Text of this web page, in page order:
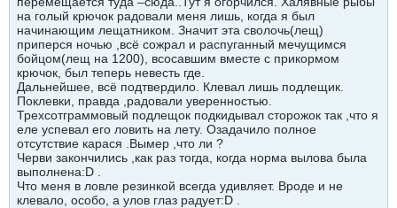
на голый крючок радовали меня лишь, когда я был
начинающим лещатником. Значит эта сволочь(лещ)
приперся ночью ,всё сожрал и распуганный мечущимся
бойцом(лещ на 1200), всосавшим вместе с прикормом
крючок, был теперь невесть где.
Дальнейшее, всё подтвердило. Клевал лишь подлещик.
Поклевки, правда ,радовали уверенностью.
Трехсотграммовый подлещок подкидывал сторожок так ,что я
еле успевал его ловить на лету. Озадачило полное
отсутствие карася .Вымер ,что ли ?
Черви закончились ,как раз тогда, когда норма вылова была
выполнена:D .
Что меня в ловле резинкой всегда удивляет. Вроде и не
клевало, особо, а улов глаз радует:D .